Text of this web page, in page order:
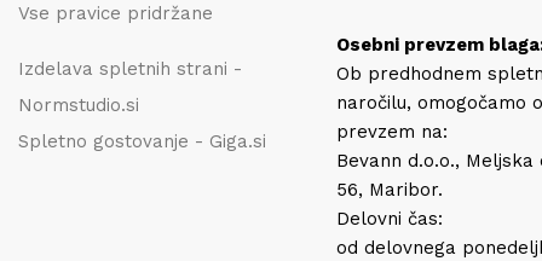
Vse pravice pridržane
Izdelava spletnih strani -
Normstudio.si
Spletno gostovanje - Giga.si
Osebni prevzem
Ob predhodnem
naročilu, omogočamo
prevzem na:
Bevann d.o.o., Meljska
56, Maribor.
Delovni čas:
od delovnega